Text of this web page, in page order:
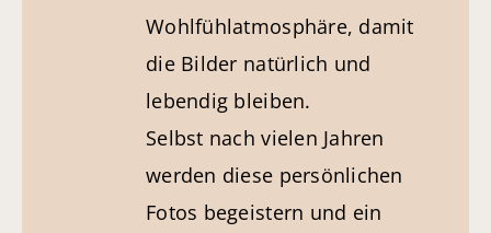
Wohlfühl­atmosphäre, damit
die Bilder natürlich und
lebendig bleiben.
Selbst nach vielen Jahren
werden diese persönlichen
Fotos begeistern und ein